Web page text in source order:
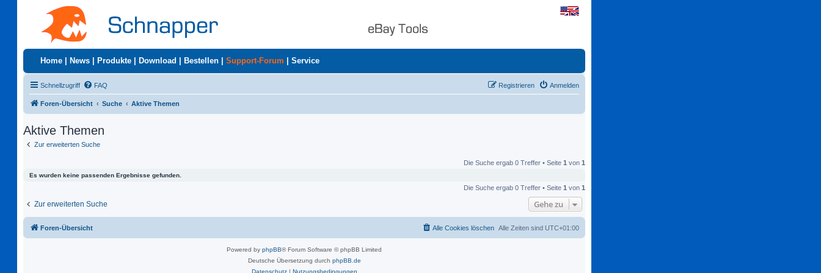
Home News Produkte Download Bestellen Support-Forum Service
Schnellzugriff FAQ Anmelden
Registrieren
Foren-Übersicht Suche Aktive Themen
Aktive Themen
Zur erweiterten Suche
Die Suche ergab 0 Treffer • Seite 1 von 1
Es wurden keine passenden Ergebnisse gefunden.
Die Suche ergab 0 Treffer • Seite 1 von 1
Zur erweiterten Suche Gehe zu
Foren-Übersicht Alle Zeiten sind UTC+01:00
Alle Cookies löschen
Powered by phpBB® Forum Software © phpBB Limited
Deutsche Übersetzung durch phpBB.de
Datenschutz| Nutzungsbedingungen